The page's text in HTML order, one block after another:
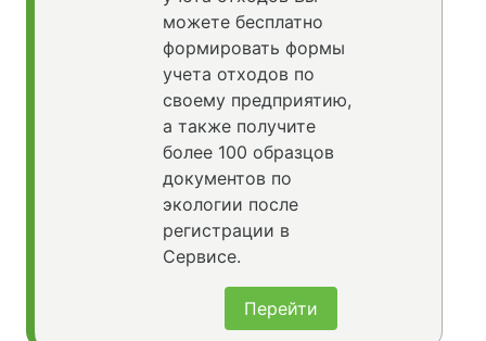
можете бесплатно
формировать формы
учета отходов по
своему предприятию,
а также получите
более 100 образцов
документов по
экологии после
регистрации в
Сервисе.
Перейти